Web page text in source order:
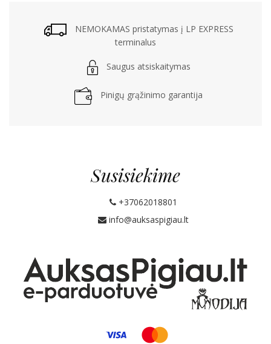
NEMOKAMAS pristatymas į LP EXPRESS
terminalus
Saugus atsiskaitymas
Pinigų grąžinimo garantija
Susisiekime
+37062018801
info@auksaspigiau.lt